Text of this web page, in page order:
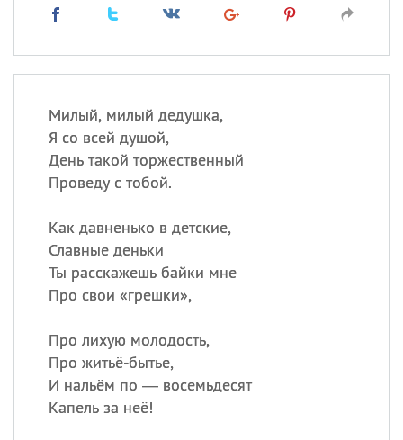
Милый, милый дедушка,
Я со всей душой,
День такой торжественный
Проведу с тобой.
Как давненько в детские,
Славные деньки
Ты расскажешь байки мне
Про свои «грешки»,
Про лихую молодость,
Про житьё-бытье,
И нальём по — восемьдесят
Капель за неё!